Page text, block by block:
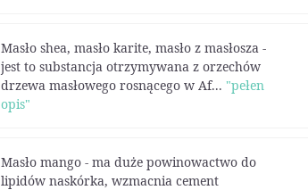
Masło shea, masło karite, masło z masłosza -
jest to substancja otrzymywana z orzechów
drzewa masłowego rosnącego w Af... "pełen
opis"
Masło mango - ma duże powinowactwo do
lipidów naskórka, wzmacnia cement